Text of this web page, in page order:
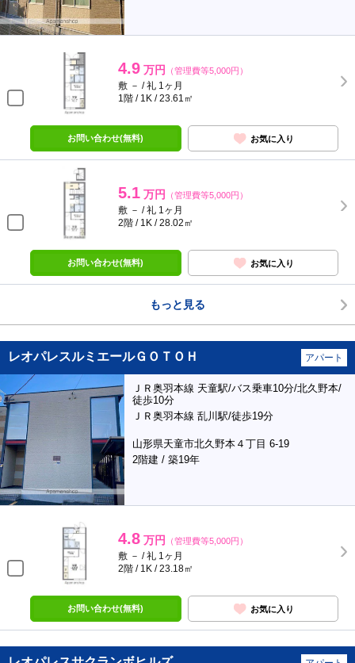
4.9 万円 （管理費等5,000円）
敷 － / 礼 1ヶ月
1階 / 1K / 23.61㎡
お問い合わせ(無料) お気に入り
5.1 万円 （管理費等5,000円）
敷 － / 礼 1ヶ月
2階 / 1K / 28.02㎡
お問い合わせ(無料) お気に入り
もっと見る
レオパレスルミエールＧＯＴＯＨ アパート
ＪＲ奥羽本線 天童駅/バス乗車10分/北久野本/
徒歩10分
ＪＲ奥羽本線 乱川駅/徒歩19分
山形県天童市北久野本４丁目 6-19
2階建 / 築19年
4.8 万円 （管理費等5,000円）
敷 － / 礼 1ヶ月
2階 / 1K / 23.18㎡
お問い合わせ(無料) お気に入り